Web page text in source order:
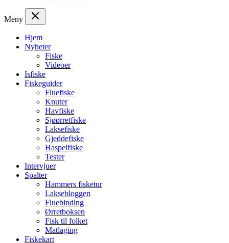
Meny
Hjem
Nyheter
Fiske
Videoer
Isfiske
Fiskeguider
Fluefiske
Knuter
Havfiske
Sjøørretfiske
Laksefiske
Gjeddefiske
Haspelfiske
Tester
Intervjuer
Spalter
Hammers fisketur
Laksebloggen
Fluebinding
Ørretboksen
Fisk til folket
Matlaging
Fiskekart